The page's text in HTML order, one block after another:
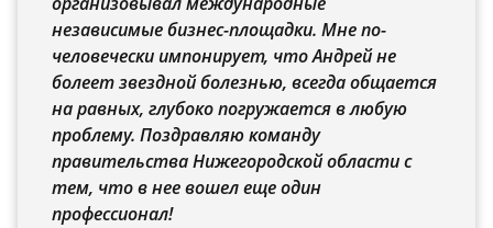
независимые бизнес-площадки. Мне по-
человечески импонирует, что Андрей не
болеет звездной болезнью, всегда общается
на равных, глубоко погружается в любую
проблему. Поздравляю команду
правительства Нижегородской области с
тем, что в нее вошел еще один
профессионал!